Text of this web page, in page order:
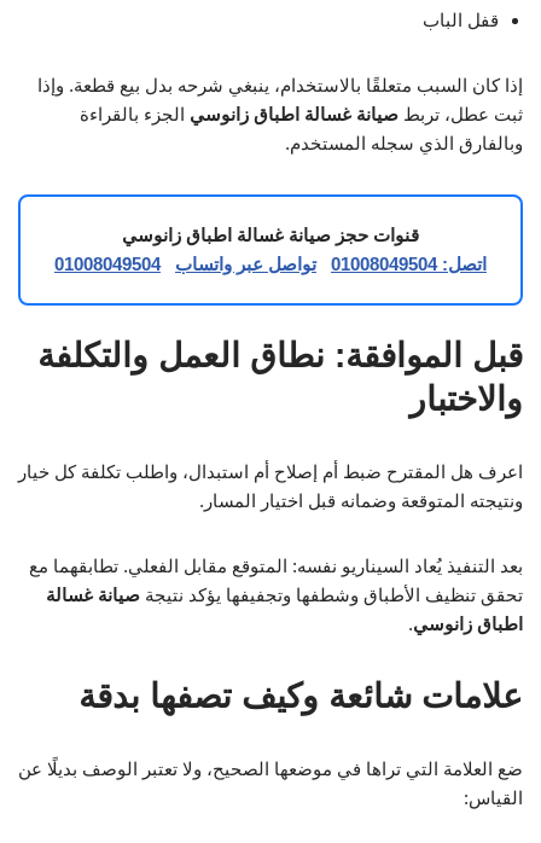
قفل الباب
إذا كان السبب متعلقًا بالاستخدام، ينبغي شرحه بدل بيع قطعة. وإذا
ثبت عطل، تربط صيانة غسالة اطباق زانوسي الجزء بالقراءة
وبالفارق الذي سجله المستخدم.
قنوات حجز صيانة غسالة اطباق زانوسي
اتصل: 01008049504
تواصل عبر واتساب 01008049504
قبل الموافقة: نطاق العمل والتكلفة
والاختبار
اعرف هل المقترح ضبط أم إصلاح أم استبدال، واطلب تكلفة كل خيار
ونتيجته المتوقعة وضمانه قبل اختيار المسار.
بعد التنفيذ يُعاد السيناريو نفسه: المتوقع مقابل الفعلي. تطابقهما مع
تحقق تنظيف الأطباق وشطفها وتجفيفها يؤكد نتيجة صيانة غسالة
اطباق زانوسي.
علامات شائعة وكيف تصفها بدقة
ضع العلامة التي تراها في موضعها الصحيح، ولا تعتبر الوصف بديلًا عن
القياس: